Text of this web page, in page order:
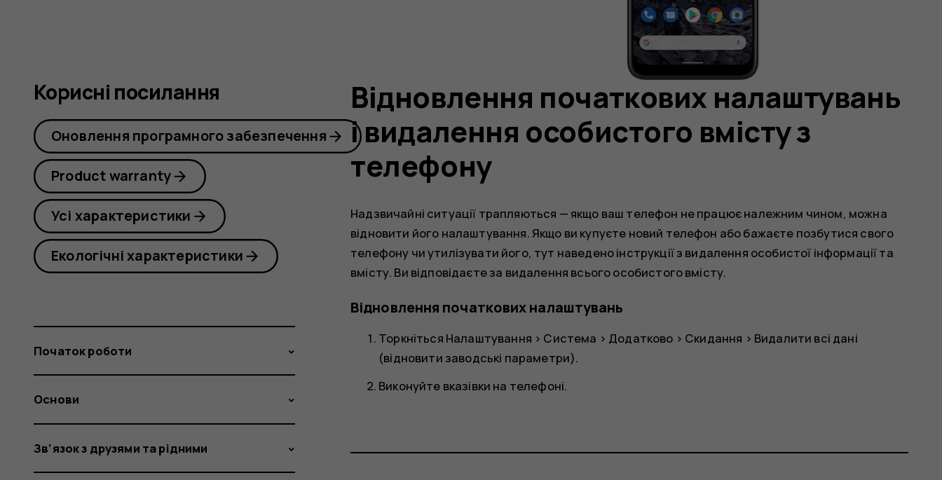
Відновлення початкових налаштувань
і видалення особистого вмісту з
телефону
Надзвичайні ситуації трапляються — якщо ваш телефон не працює належним чином, можна
відновити його налаштування. Якщо ви купуєте новий телефон або бажаєте позбутися свого
телефону чи утилізувати його, тут наведено інструкції з видалення особистої інформації та
вмісту. Ви відповідаєте за видалення всього особистого вмісту.
Відновлення початкових налаштувань
Торкніться Налаштування > Система > Додатково > Скидання > Видалити всі дані
(відновити заводські параметри).
Виконуйте вказівки на телефоні.
Корисні посилання
Оновлення програмного забезпечення
Product warranty
Усі характеристики
Екологічні характеристики
Початок роботи
Основи
Зв’язок з друзями та рідними